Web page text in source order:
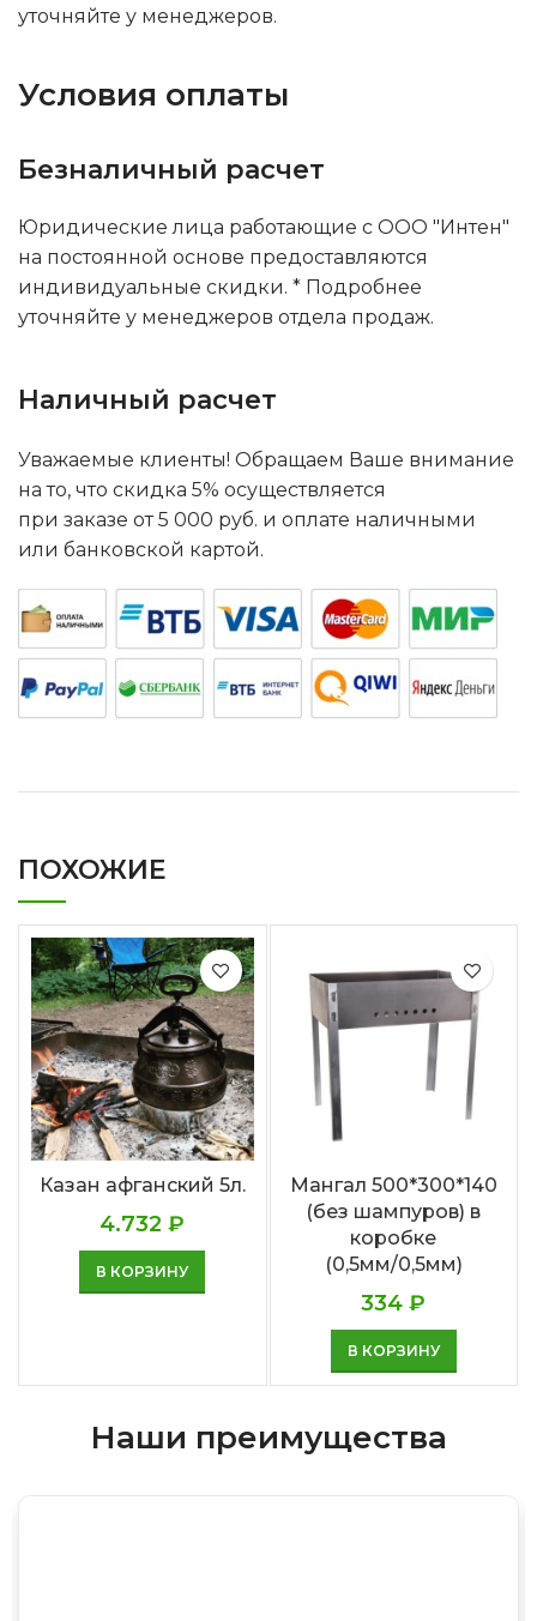
уточняйте у менеджеров.
Условия оплаты
Безналичный расчет
Юридические лица работающие с ООО "Интен"
на постоянной основе предоставляются
индивидуальные скидки. * Подробнее
уточняйте у менеджеров отдела продаж.
Наличный расчет
Уважаемые клиенты! Обращаем Ваше внимание
на то, что скидка 5% осуществляется
при заказе от 5 000 руб. и оплате наличными
или банковской картой.
ПОХОЖИЕ
Казан афганский 5л.
4.732₽
В КОРЗИНУ
Мангал 500*300*140
(без шампуров) в
коробке
(0,5мм/0,5мм)
334₽
В КОРЗИНУ
Наши преимущества